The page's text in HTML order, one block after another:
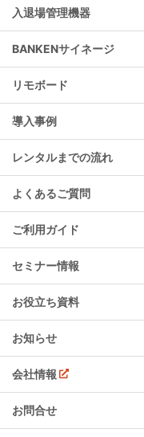
入退場管理機器
BANKENサイネージ
リモボード
導入事例
レンタルまでの流れ
よくあるご質問
ご利用ガイド
セミナー情報
お役立ち資料
お知らせ
会社情報
お問合せ